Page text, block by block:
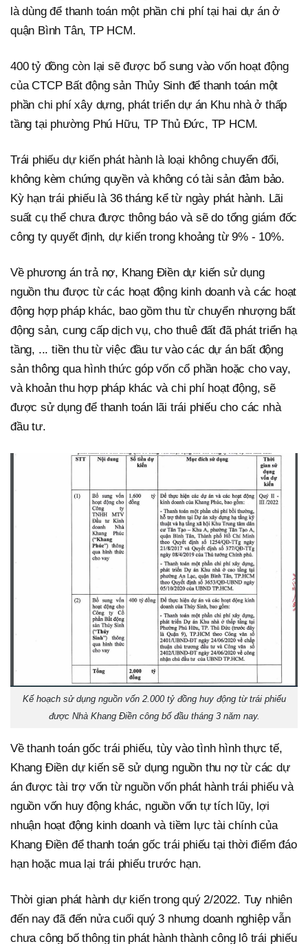
là dùng để thanh toán một phần chi phí tại hai dự án ở
quận Bình Tân, TP HCM.
400 tỷ đồng còn lại sẽ được bổ sung vào vốn hoạt động
của CTCP Bất động sản Thủy Sinh để thanh toán một
phần chi phí xây dựng, phát triển dự án Khu nhà ở thấp
tầng tại phường Phú Hữu, TP Thủ Đức, TP HCM.
Trái phiếu dự kiến phát hành là loại không chuyển đổi,
không kèm chứng quyền và không có tài sản đảm bảo.
Kỳ hạn trái phiếu là 36 tháng kể từ ngày phát hành. Lãi
suất cụ thể chưa được thông báo và sẽ do tổng giám đốc
công ty quyết định, dự kiến trong khoảng từ 9% - 10%.
Về phương án trả nợ, Khang Điền dự kiến sử dụng
nguồn thu được từ các hoạt động kinh doanh và các hoạt
động hợp pháp khác, bao gồm thu từ chuyển nhượng bất
động sản, cung cấp dịch vụ, cho thuê đất đã phát triển hạ
tầng, ... tiền thu từ việc đầu tư vào các dự án bất động
sản thông qua hình thức góp vốn cổ phần hoặc cho vay,
và khoản thu hợp pháp khác và chi phí hoạt động, sẽ
được sử dụng để thanh toán lãi trái phiếu cho các nhà
đầu tư.
Kế hoạch sử dụng nguồn vốn 2.000 tỷ đồng huy động từ trái phiếu
được Nhà Khang Điền công bố đầu tháng 3 năm nay.
Về thanh toán gốc trái phiếu, tùy vào tình hình thực tế,
Khang Điền dự kiến sẽ sử dụng nguồn thu nợ từ các dự
án được tài trợ vốn từ nguồn vốn phát hành trái phiếu và
nguồn vốn huy động khác, nguồn vốn tự tích lũy, lợi
nhuận hoạt động kinh doanh và tiềm lực tài chính của
Khang Điền để thanh toán gốc trái phiếu tại thời điểm đáo
hạn hoặc mua lại trái phiếu trước hạn.
Thời gian phát hành dự kiến trong quý 2/2022. Tuy nhiên
đến nay đã đến nửa cuối quý 3 nhưng doanh nghiệp vẫn
chưa công bố thông tin phát hành thành công lô trái phiếu